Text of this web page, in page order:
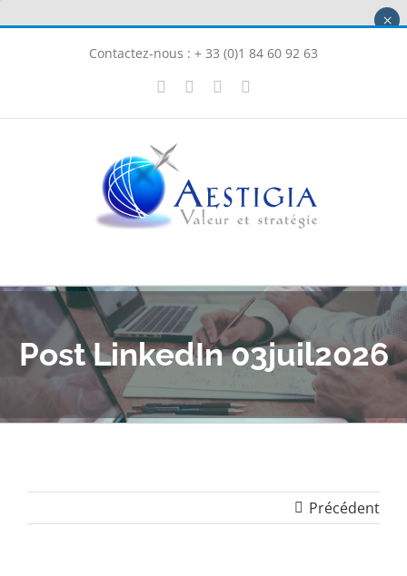
Contactez-nous : + 33 (0)1 84 60 92 63
LinkedInInstagram
Post LinkedIn 03juil2026
Précédent
×